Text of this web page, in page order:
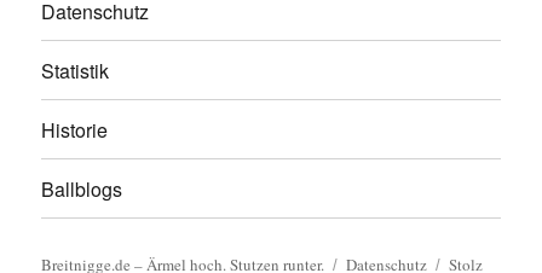
Datenschutz
Statistik
Historie
Ballblogs
Breitnigge.de – Ärmel hoch. Stutzen runter. Datenschutz Stolz